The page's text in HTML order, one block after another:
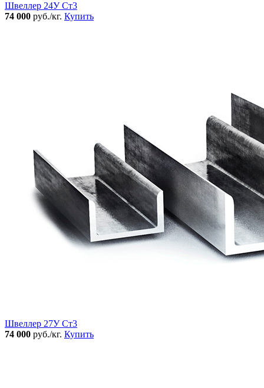
Швеллер 24У Ст3
74 000 руб./кг. Купить
Швеллер 27У Ст3
74 000 руб./кг. Купить